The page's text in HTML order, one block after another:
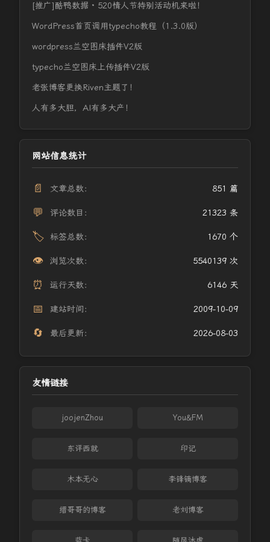
[推广]酷鸭数据 · 520情人节特别活动机来啦！
WordPress首页调用typecho教程（1.3.0版）
wordpress兰空图床插件V2版
typecho兰空图床上传插件V2版
老张博客更换Riven主题了！
人有多大胆，AI有多大产！
网站信息统计
📄 文章总数： 851 篇
💬 评论数目： 21323 条
🏷️ 标签总数： 1670 个
👁️ 浏览次数： 5540139 次
⏰ 运行天数： 6146 天
📅 建站时间： 2009-10-09
🔄 最后更新： 2026-08-03
友情链接
joojenZhou You&FM
东评西就 印记
木本无心 李锋镝博客
缙哥哥的博客 老刘博客